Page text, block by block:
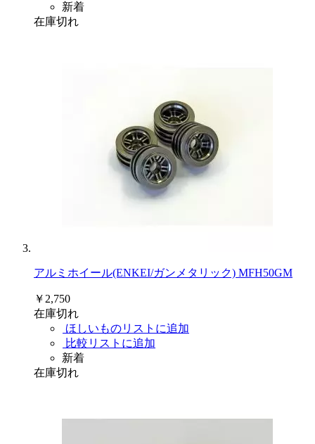
新着
在庫切れ
アルミホイール(ENKEI/ガンメタリック) MFH50GM
￥2,750
在庫切れ
ほしいものリストに追加
比較リストに追加
新着
在庫切れ